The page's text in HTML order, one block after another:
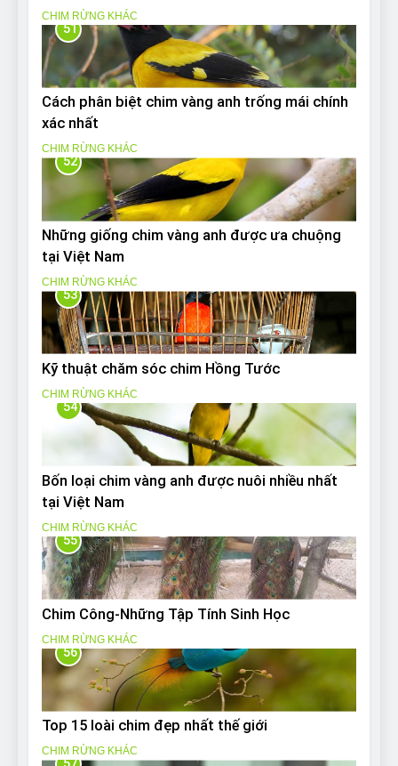
CHIM RỪNG KHÁC
51
Cách phân biệt chim vàng anh trống mái chính
xác nhất
CHIM RỪNG KHÁC
52
Những giống chim vàng anh được ưa chuộng
tại Việt Nam
CHIM RỪNG KHÁC
53
Kỹ thuật chăm sóc chim Hồng Tước
CHIM RỪNG KHÁC
54
Bốn loại chim vàng anh được nuôi nhiều nhất
tại Việt Nam
CHIM RỪNG KHÁC
55
Chim Công-Những Tập Tính Sinh Học
CHIM RỪNG KHÁC
56
Top 15 loài chim đẹp nhất thế giới
CHIM RỪNG KHÁC